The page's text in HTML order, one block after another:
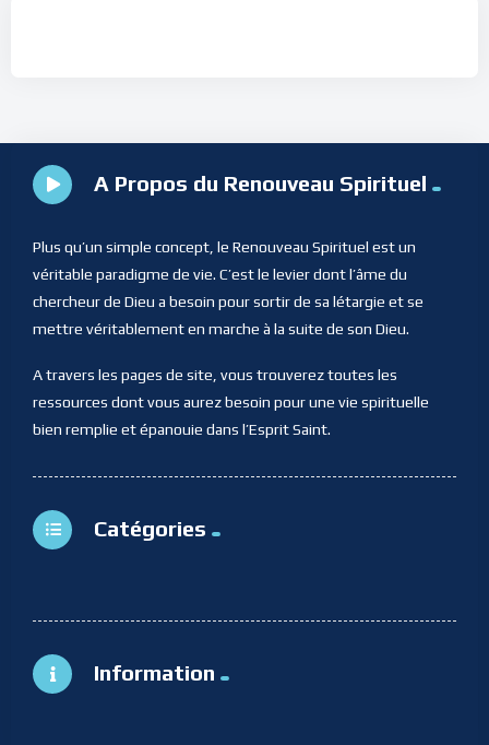
A Propos du Renouveau Spirituel
Plus qu’un simple concept, le Renouveau Spirituel est un
véritable paradigme de vie. C’est le levier dont l’âme du
chercheur de Dieu a besoin pour sortir de sa létargie et se
mettre véritablement en marche à la suite de son Dieu.
A travers les pages de site, vous trouverez toutes les
ressources dont vous aurez besoin pour une vie spirituelle
bien remplie et épanouie dans l’Esprit Saint.
Catégories
Information